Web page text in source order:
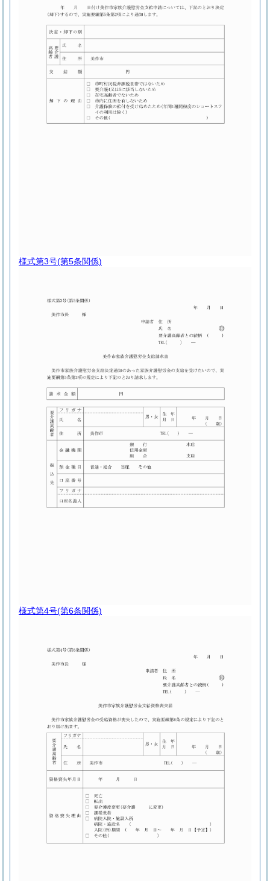
様式第3号(第5条関係)
様式第4号(第6条関係)